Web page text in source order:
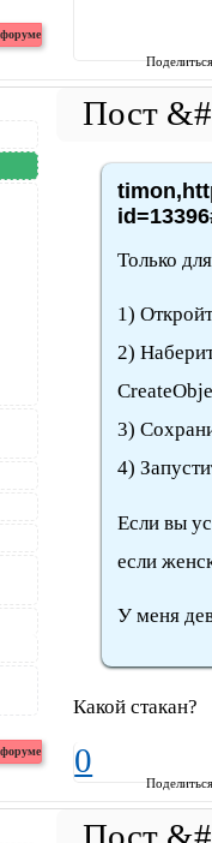
Только
1)
2)
3)
4)
Если вы
если
У меня
Какой стакан?
0